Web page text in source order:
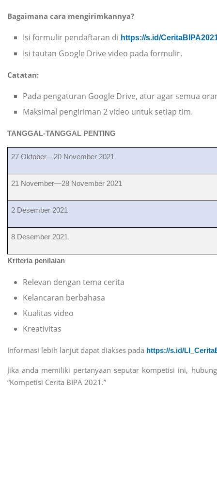
Bagaimana cara mengirimkannya?
Isi formulir pendaftaran di https://s.id/
Isi tautan Google Drive video pada formulir.
Catatan:
Pada pengaturan Google Drive, atur agar semua
Maksimal pengiriman 2 video untuk setiap tim.
TANGGAL-TANGGAL PENTING
27 Oktober—20 November 2021
21 November—28 November 2021
2 Desember 2021
8 Desember 2021
Kriteria penilaian
Relevan dengan tema cerita
Kelancaran berbahasa
Kualitas video
Kreativitas
Informasi lebih lanjut dapat diakses pada https://s.id/
Jika anda memiliki pertanyaan seputar kompetisi ini,
“Kompetisi Cerita BIPA 2021.”